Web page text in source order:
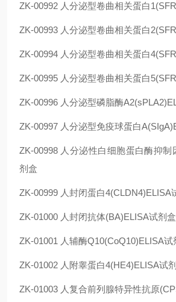
ZK-00992 人分泌型卷曲相关蛋白
ZK-00993 人分泌型卷曲相关蛋白
ZK-00994 人分泌型卷曲相关蛋白
ZK-00995 人分泌型卷曲相关蛋白
ZK-00996 人分泌型磷脂酶
ZK-00997 人分泌型免疫球蛋白
ZK-00998 人分泌性白细胞蛋白酶抑制
剂盒
ZK-00999 人封闭蛋白4(CLDN4)ELISA
ZK-01000 人封闭抗体(BA)ELISA试剂盒
ZK-01001 人辅酶Q10(CoQ10)ELISA试
ZK-01002 人附睾蛋白4(HE4)ELISA试
ZK-01003 人复合前列腺特异性抗原